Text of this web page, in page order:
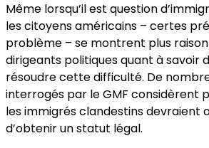
Même lorsqu’il est question
les citoyens américains – certes
problème – se montrent plus
dirigeants politiques quant à savoir
résoudre cette difficulté. De
interrogés par le GMF considèrent
les immigrés clandestins devraient
d’obtenir un statut légal.